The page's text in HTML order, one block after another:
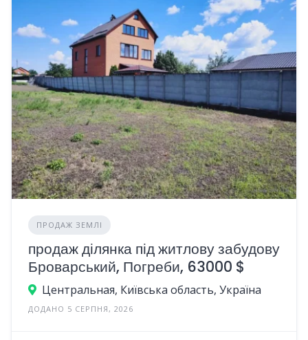
ПРОДАЖ ЗЕМЛІ
продаж ділянка під житлову забудову
Броварський, Погреби, 63000 $
Центральная, Київська область, Україна
ДОДАНО 5 СЕРПНЯ, 2026